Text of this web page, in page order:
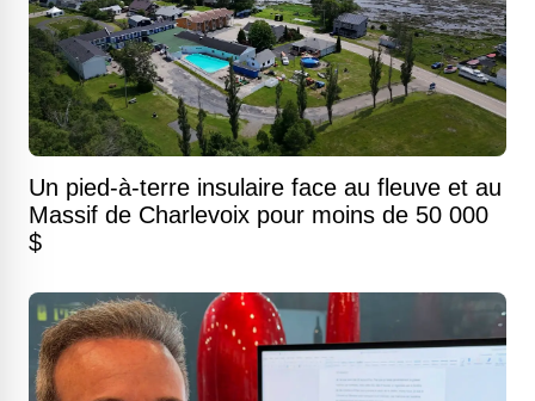
Un pied-à-terre insulaire face au fleuve et au
Massif de Charlevoix pour moins de 50 000
$